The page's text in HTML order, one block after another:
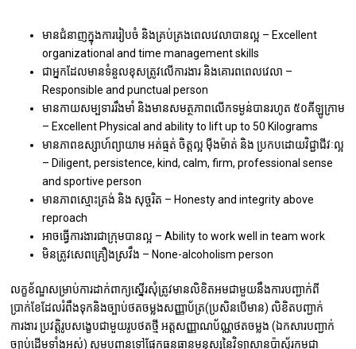
មានជំនាញក្នុងការរៀបចំ និងគ្រប់គ្រងពេលវេលាបានល្អ – Excellent
organizational and time management skills
ជាអ្នកដែលមានទំនួលខុសត្រូវលើការងារ និង​គោរពពេលវេលា –
Responsible and punctual person
មានកាយសម្បទាររឹងមាំ និងមានសមត្ថភាពលើកទម្ងន់បានរហូត ៥០គីឡូក្រាម
– Excellent Physical and ability to lift up to 50 Kilograms
មានភាពឧស្សាហ៍ព្យាយាម អត់ធ្មត់ ចិត្តល្អ ម៉ឺងម៉ាត់ និង​ ប្រកបដោយវិជ្ជាជីវៈល្អ
– Diligent, persistence, kind, calm, firm, professional sense ​
and sportive person
មានភាពស្មោះត្រង់ និង សុច្ចរិត – Honesty and integrity above
reproach
អាចធ្វើការងារជាក្រុមបានល្អ – Ability to work well in team work
មិនត្រូវសេពគ្រឿងស្រវឹង – None-alcoholism person
លក្ខខ័ណ្ឌសម្រាប់ការដាក់ពាក្យស្នើរសុំត្រូវមានលិខិតអមជាមួយនឹងការបញ្ជាក់ពី
ប្រាក់ខែដែលរំពឹងទុក​ និងច្បាប់ថតចម្លងសញ្ញាប័ត្រ(ប្រសិនបើមាន) លិខិតបញ្ជាក់
ការងារ ប្រវត្តិរូបសង្ខេបជាមួយរូបថតថ្មី​ អត្តសញ្ញាណប័ណ្ណថតចម្លង (ឯកសារបញ្ជាក់
ច្បាប់ដើមទាំងអស់) សូមបញ្ជូនទៅផ្នែកធនធានមនុស្សនៃវិទ្យាស្ថានប៉ាស្ទ័រកម្ពុជា